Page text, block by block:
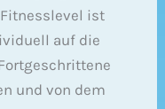
Fitnesslevel ist
auf die
und von dem